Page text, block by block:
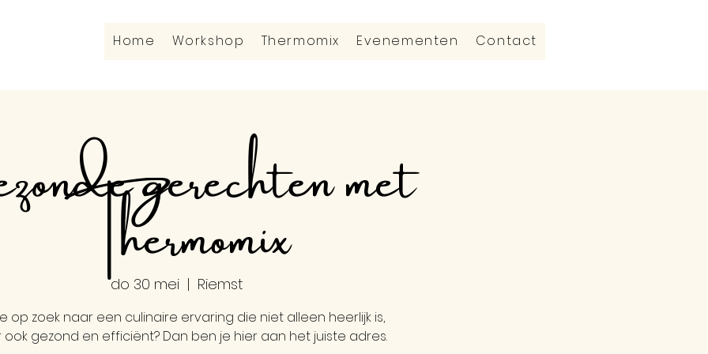
Home Workshop Thermomix Evenementen Contact
gerechten met
Thermomix
do 30 mei
  |
Riemst
op zoek naar een culinaire ervaring die niet alleen heerlijk is,
ook gezond en efficiënt? Dan ben je hier aan het juiste adres.